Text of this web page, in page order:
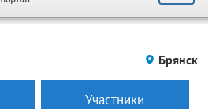
Брянск
Участники